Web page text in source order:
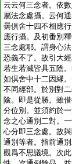
云云何三念者。依
屬法念處攝。云何
曇倶舍十四不相應
應行攝。及初番別
三念處耶。謂身心
恐義不了。故引大
若生若滅皆具五陰
如倶舍中十二因縁
不同經部。於別對
陰。即是從勝。雖
分位別。並須約於
念之心通別二對。
心分即三念處。故
通別等者。指前通
觀爲不思議境。次